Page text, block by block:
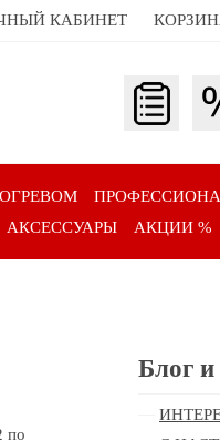
КАБИНЕТ
АКСЕССУАРЫ АКЦИИ %
по
Блог и